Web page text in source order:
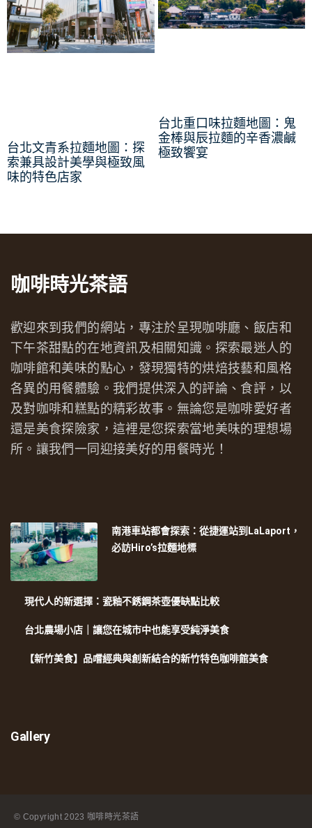
台北文青系拉麵地圖：探
索兼具設計美學與極致風
味的特色店家
台北重口味拉麵地圖：鬼
金棒與辰拉麵的辛香濃鹹
極致饗宴
咖啡時光茶語
歡迎來到我們的網站，專注於呈現咖啡廳、飯店和
下午茶甜點的在地資訊及相關知識。探索最迷人的
咖啡館和美味的點心，發現獨特的烘焙技藝和風格
各異的用餐體驗。我們提供深入的評論、食評，以
及對咖啡和糕點的精彩故事。無論您是咖啡愛好者
還是美食探險家，這裡是您探索當地美味的理想場
所。讓我們一同迎接美好的用餐時光！
南港車站都會探索：從捷運站到LaLaport，
必訪Hiro’s拉麵地標
現代人的新選擇：瓷釉不銹鋼茶壺優缺點比較
台北農場小店｜讓您在城市中也能享受純淨美食
【新竹美食】品嚐經典與創新結合的新竹特色咖啡館美食
Gallery
© Copyright 2023 咖啡時光茶語